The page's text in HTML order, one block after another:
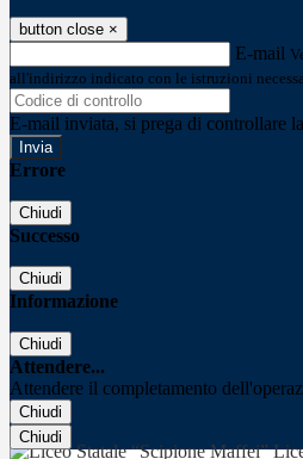
button close ×
E-mail
all'indirizzo indicato con le istruzioni
E-mail inviata, si prega di controllare
Errore
Chiudi
Successo
Chiudi
Informazione
Chiudi
Attendere...
Attendere il completamento
Chiudi
Chiudi